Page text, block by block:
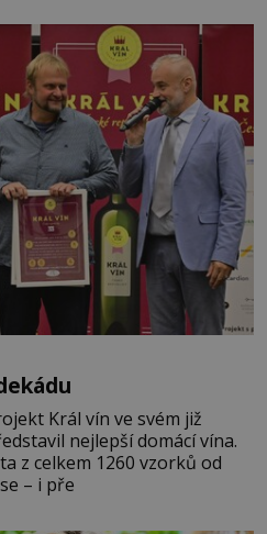
od roku 1223 postupují
moře,
Král vín ve svém již
nejlepší domácí vína.
z celkem 1260 vzorků od
se – i pře